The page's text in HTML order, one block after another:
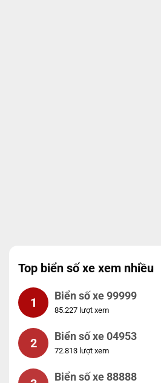
Top biển số xe xem nhiều
1 Biển số xe 99999
85.227 lượt xem
2 Biển số xe 04953
72.813 lượt xem
Biển số xe 88888